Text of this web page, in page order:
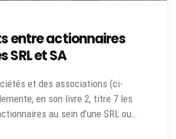
entre actionnaires
SRL et SA
et des associations (ci-
en son livre 2, titre 7 les
au sein d’une SRL ou…